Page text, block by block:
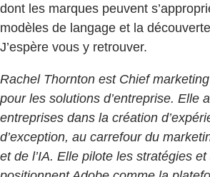
dont les marques peuvent
modèles de langage et la
J’espère vous y retrouver.
Rachel Thornton est Chief
pour les solutions d’entreprise. Elle
entreprises dans la création
d’exception, au carrefour du
et de l’IA. Elle pilote les stratégies